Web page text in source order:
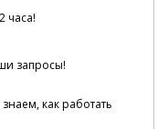
часа!
запросы!
как работать